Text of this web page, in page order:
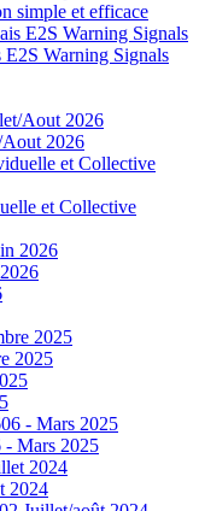
simple et efficace
Warning Signals
2026
et Collective
2025
- Mars 2025
2024